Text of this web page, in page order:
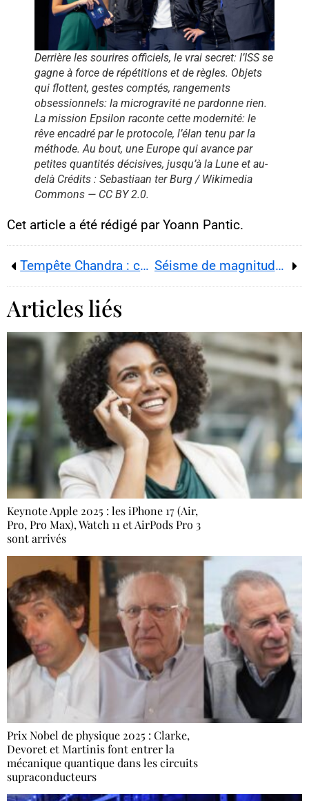
Derrière les sourires officiels, le vrai secret: l’ISS se
gagne à force de répétitions et de règles. Objets
qui flottent, gestes comptés, rangements
obsessionnels: la microgravité ne pardonne rien.
La mission Epsilon raconte cette modernité: le
rêve encadré par le protocole, l’élan tenu par la
méthode. Au bout, une Europe qui avance par
petites quantités décisives, jusqu’à la Lune et au-
delà Crédits : Sebastiaan ter Burg / Wikimedia
Commons — CC BY 2.0.
Cet article a été rédigé par Yoann Pantic.
Tempête Chandra : cyclogenèse explosive, crues en Bretagne et perturbations jusqu’au 28 janvier 2026 Séisme de magnitude 7,1 en Malaisie : secousse très profonde à Bornéo, Sabah secoué, pas d’alerte tsunami
Articles liés
Keynote Apple 2025 : les iPhone 17 (Air,
Pro, Pro Max), Watch 11 et AirPods Pro 3
sont arrivés
Prix Nobel de physique 2025 : Clarke,
Devoret et Martinis font entrer la
mécanique quantique dans les circuits
supraconducteurs